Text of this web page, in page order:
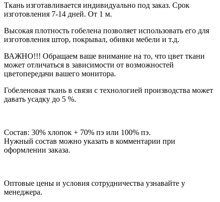
Ткань изготавливается индивидуально под заказ. Срок
изготовления 7-14 дней. От 1 м.
Высокая плотность гобелена позволяет использовать его для
изготовления штор, покрывал, обивки мебели и т.д.
ВАЖНО!!! Обращаем ваше внимание на то, что цвет ткани
может отличаться в зависимости от возможностей
цветопередачи вашего монитора.
Гобеленовая ткань в связи с технологией производства может
давать усадку до 5 %.
Состав: 30% хлопок + 70% пэ или 100% пэ.
Нужный состав можно указать в комментарии при
оформлении заказа.
Оптовые цены и условия сотрудничества узнавайте у
менеджера.